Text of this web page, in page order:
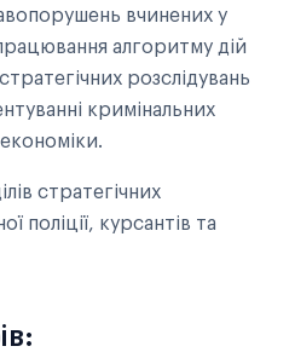
вчинених у
алгоритму дій
розслідувань
кримінальних
стратегічних
поліції, курсантів та